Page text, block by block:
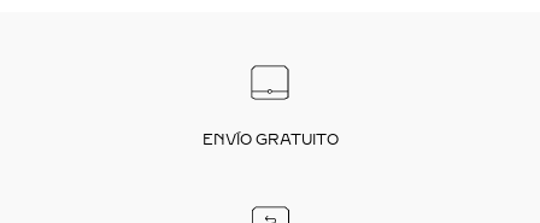
ENVÍO GRATUITO